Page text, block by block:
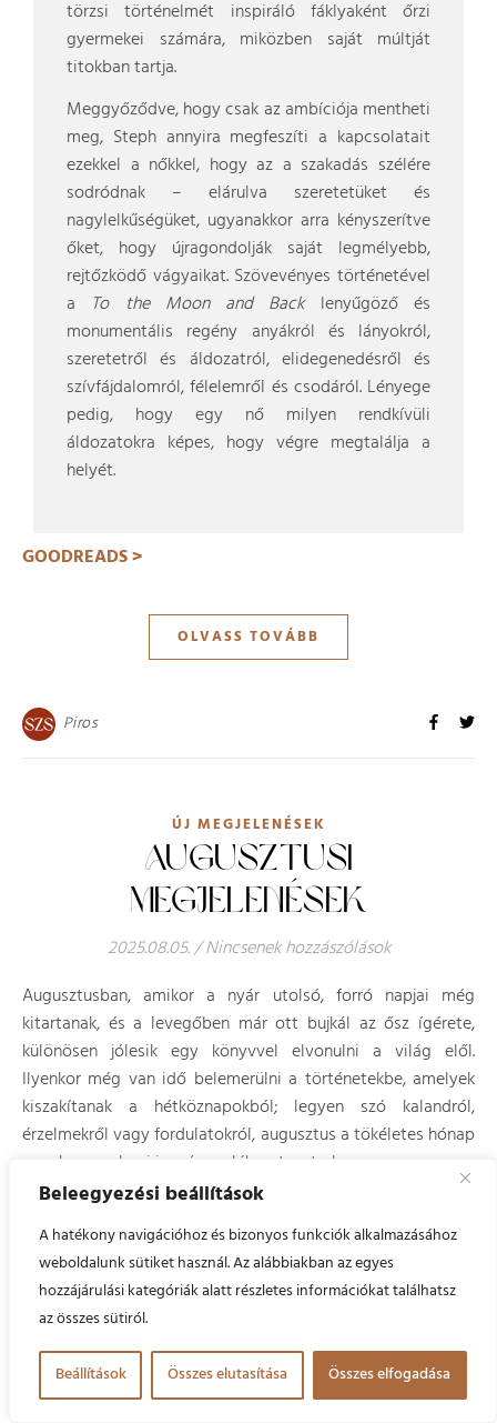
Beleegyezési beállítások
A hatékony navigációhoz és bizonyos funkciók alkalmazásához
weboldalunk sütiket használ. Az alábbiakban az egyes
hozzájárulási kategóriák alatt részletes információkat találhatsz
az összes sütiról.
Beállítások Összes elutasítása Összes elfogadása
törzsi történelmét inspiráló fáklyaként őrzi
gyermekei számára, miközben saját múltját
titokban tartja.
Meggyőződve, hogy csak az ambíciója mentheti
meg, Steph annyira megfeszíti a kapcsolatait
ezekkel a nőkkel, hogy az a szakadás szélére
sodródnak – elárulva szeretetüket és
nagylelkűségüket, ugyanakkor arra kényszerítve
őket, hogy újragondolják saját legmélyebb,
rejtőzködő vágyaikat. Szövevényes történetével
a
To the Moon and Backlenyűgöző és
monumentális regény anyákról és lányokról,
szeretetről és áldozatról, elidegenedésről és
szívfájdalomról, félelemről és csodáról. Lényege
pedig, hogy egy nő milyen rendkívüli
áldozatokra képes, hogy végre megtalálja a
helyét.
GOODREADS >
OLVASS TOVÁBB
Piros
ÚJ MEGJELENÉSEK
AUGUSZTUSI
MEGJELENÉSEK
2025.08.05./ Nincsenek hozzászólások
Augusztusban, amikor a nyár utolsó, forró napjai még
kitartanak, és a levegőben már ott bujkál az ősz ígérete,
különösen jólesik egy könyvvel elvonulni a világ elől.
Ilyenkor még van idő belemerülni a történetekbe, amelyek
kiszakítanak a hétköznapokból; legyen szó kalandról,
érzelmekről vagy fordulatokról, augusztus a tökéletes hónap
arra, hogy valami igazán emlékezeteset olvass.